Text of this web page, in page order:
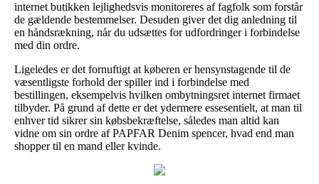
internet butikken lejlighedsvis monitoreres af fagfolk som forstår
de gældende bestemmelser. Desuden giver det dig anledning til
en håndsrækning, når du udsættes for udfordringer i forbindelse
med din ordre.
Ligeledes er det fornuftigt at køberen er hensynstagende til de
væsentligste forhold der spiller ind i forbindelse med
bestillingen, eksempelvis hvilken ombytningsret internet firmaet
tilbyder. På grund af dette er det ydermere essesentielt, at man til
enhver tid sikrer sin købsbekræftelse, således man altid kan
vidne om sin ordre af PAPFAR Denim spencer, hvad end man
shopper til en mand eller kvinde.